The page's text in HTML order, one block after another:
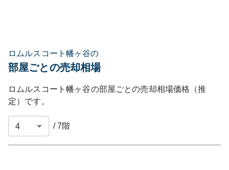
ロムルスコート幡ヶ谷の
部屋ごとの売却相場
ロムルスコート幡ヶ谷の部屋ごとの売却相場価格（推
定）です。
/7階